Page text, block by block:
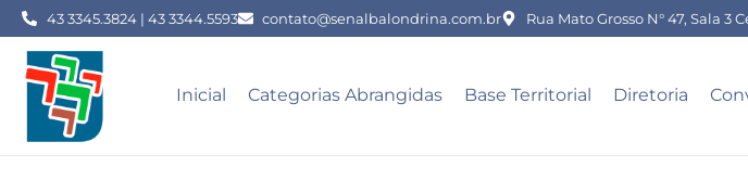
43 3345.3824 | 43 3344.5593 contato@senalbalondrina.com.br Rua Mato Grosso N° 47, Sala 3
Inicial Categorias Abrangidas Base Territorial Diretoria